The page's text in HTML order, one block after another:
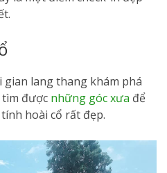
lang thang khám phá
tìm được những góc xưa để
hoài cổ rất đẹp.